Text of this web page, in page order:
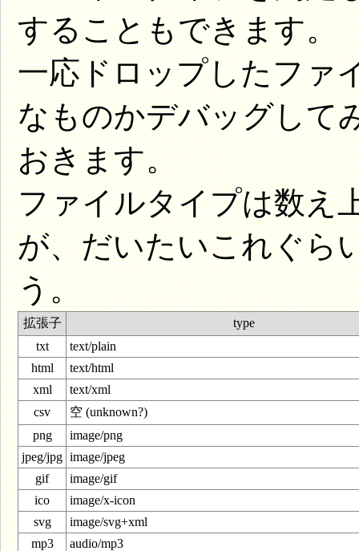
することもできます。
一応ドロップしたファ
なものかデバッグして
おきます。
ファイルタイプは数え
が、だいたいこれぐら
う。
拡張子
type
txt
text/plain
html
text/html
xml
text/xml
csv
空 (unknown?)
png
image/png
jpeg/jpg image/jpeg
gif
image/gif
ico
image/x-icon
svg
image/svg+xml
mp3
audio/mp3